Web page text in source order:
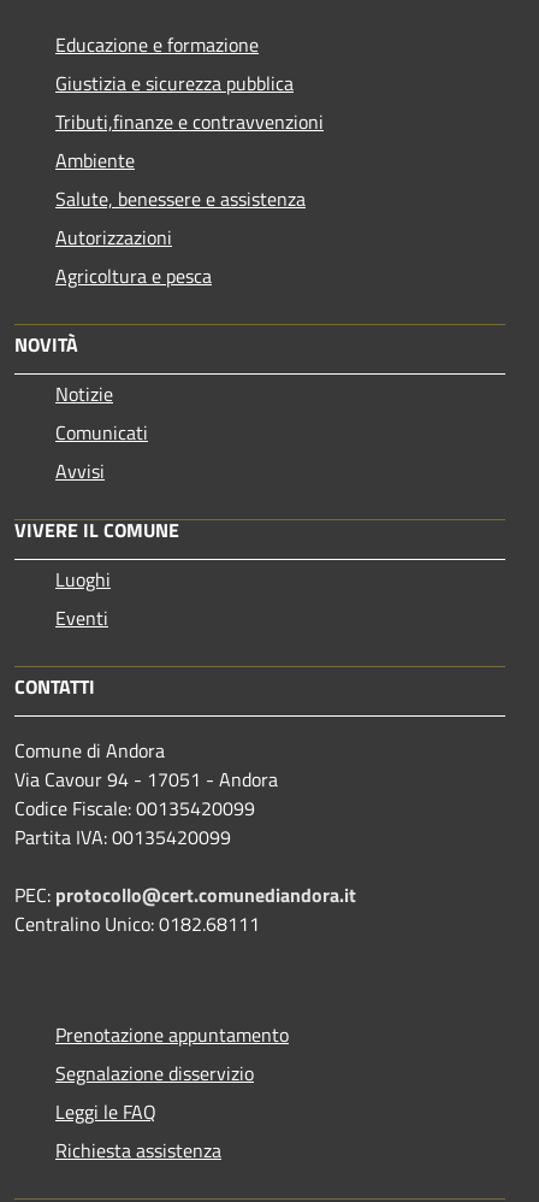
Educazione e formazione
Giustizia e sicurezza pubblica
Tributi,finanze e contravvenzioni
Ambiente
Salute, benessere e assistenza
Autorizzazioni
Agricoltura e pesca
NOVITÀ
Notizie
Comunicati
Avvisi
VIVERE IL COMUNE
Luoghi
Eventi
CONTATTI
Comune di Andora
Via Cavour 94 - 17051 - Andora
Codice Fiscale: 00135420099
Partita IVA: 00135420099
PEC: protocollo@cert.comunediandora.it
Centralino Unico: 0182.68111
Prenotazione appuntamento
Segnalazione disservizio
Leggi le FAQ
Richiesta assistenza